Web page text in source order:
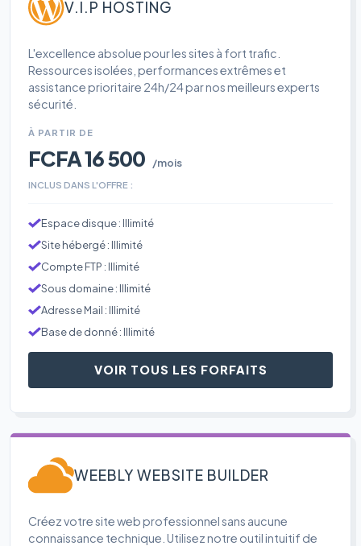
V.I.P HOSTING
L'excellence absolue pour les sites à fort trafic.
Ressources isolées, performances extrêmes et
assistance prioritaire 24h/24 par nos meilleurs experts
sécurité.
À PARTIR DE
FCFA 16 500 /mois
INCLUS DANS L'OFFRE :
Espace disque : Illimité
Site hébergé : Illimité
Compte FTP : Illimité
Sous domaine : Illimité
Adresse Mail : Illimité
Base de donné : Illimité
VOIR TOUS LES FORFAITS
WEEBLY WEBSITE BUILDER
Créez votre site web professionnel sans aucune
connaissance technique. Utilisez notre outil intuitif de